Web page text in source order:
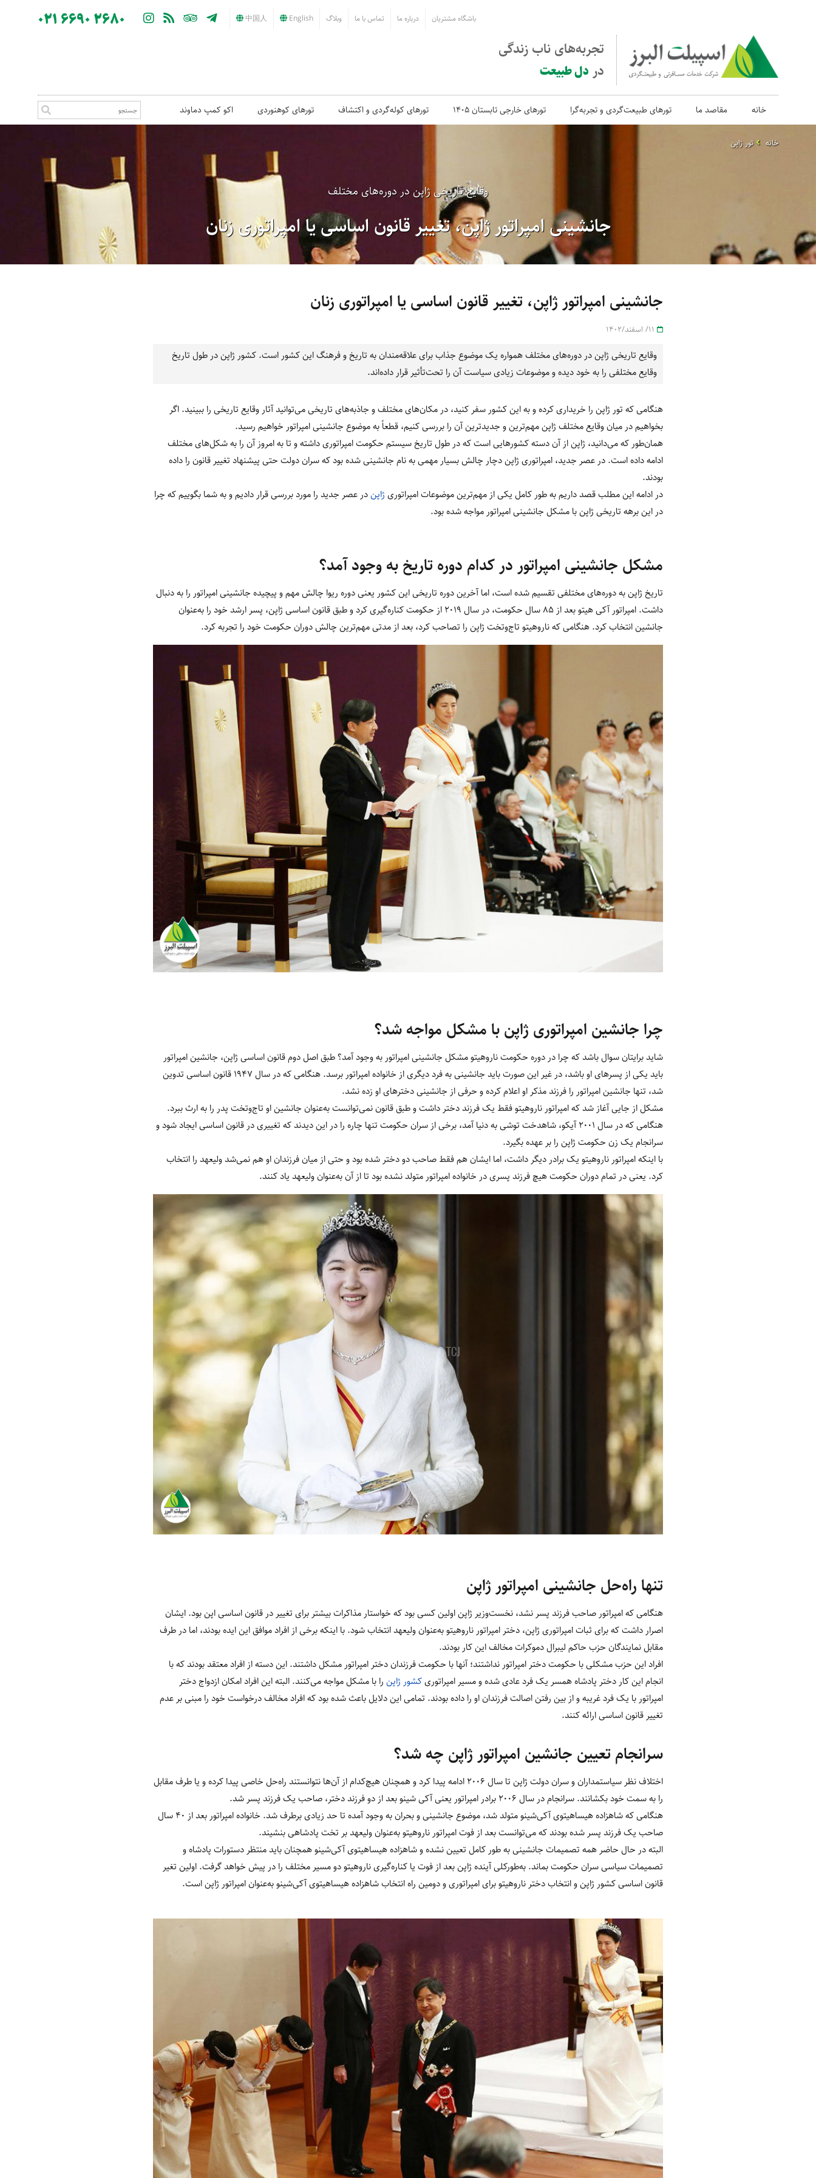
باشگاه مشتریان درباره ما تماس با ما وبلاگ English
中国人
021 6690 2680
تجربه‌های ناب زندگی
در دل طبیعت
خانه مقاصد ما تورهای طبیعت‌گردی و تجربه‌گرا تورهای خارجی تابستان 1405 تورهای کوله‌گردی و اکتشاف تورهای کوهنوردی اکو کمپ دماوند
خانه تور ژاپن
وقایع تاریخی ژاپن در دوره‌های مختلف
جانشینی امپراتور ژاپن، تغییر قانون اساسی یا امپراتوری زنان
جانشینی امپراتور ژاپن، تغییر قانون اساسی یا امپراتوری زنان
وقایع تاریخی ژاپن در دوره‌های مختلف همواره یک موضوع جذاب برای علاقه‌مندان به تاریخ و فرهنگ این کشور است. کشور ژاپن در طول تاریخ
وقایع مختلفی را به خود دیده و موضوعات زیادی سیاست آن را تحت‌تأثیر قرار داده‌اند.
هنگامی که تور ژاپن را خریداری کرده و به این کشور سفر کنید، در مکان‌های مختلف و جاذبه‌های تاریخی می‌توانید آثار وقایع تاریخی را ببینید. اگر
بخواهیم در میان وقایع مختلف ژاپن مهم‌ترین و جدیدترین آن را بررسی کنیم، قطعاً به موضوع جانشینی امپراتور خواهیم رسید.
همان‌طور که می‌دانید، ژاپن از آن دسته کشورهایی است که در طول تاریخ سیستم حکومت امپراتوری داشته و تا به امروز آن را به شکل‌های مختلف
ادامه داده است. در عصر جدید، امپراتوری ژاپن دچار چالش‌ بسیار مهمی به نام جانشینی شده بود که سران دولت حتی پیشنهاد تغییر قانون را داده
بودند.
در ادامه این مطلب قصد داریم به طور کامل یکی از مهم‌ترین موضوعات امپراتوری ژاپندر عصر جدید را مورد بررسی قرار دادیم و به شما بگوییم که چرا
در این برهه تاریخی ژاپن با مشکل جانشینی امپراتور مواجه شده بود.
مشکل جانشینی امپراتور در کدام دوره تاریخ به وجود آمد؟
تاریخ ژاپن به دوره‌های مختلفی تقسیم شده است، اما آخرین دوره تاریخی این کشور یعنی دوره ریوا چالش مهم و پیچیده جانشینی امپراتور را به دنبال
داشت. امپراتور آکی هیتو بعد از 85 سال حکومت، در سال 2019 از حکومت کناره‌گیری کرد و طبق قانون اساسی ژاپن، پسر ارشد خود را به‌عنوان
جانشین انتخاب کرد. هنگامی که ناروهیتو تاج‌وتخت ژاپن را تصاحب کرد، بعد از مدتی مهم‌ترین چالش دوران حکومت خود را تجربه کرد.
چرا جانشین امپراتوری ژاپن با مشکل مواجه شد؟
شاید برایتان سوال باشد که چرا در دوره حکومت ناروهیتو مشکل جانشینی امپراتور به وجود آمد؟ طبق اصل دوم قانون اساسی ژاپن، جانشین امپراتور
باید یکی از پسرهای او باشد، در غیر این صورت باید جانشینی به فرد دیگری از خانواده امپراتور برسد. هنگامی که در سال 1947 قانون اساسی تدوین
شد، تنها جانشین امپراتور را فرزند مذکر او اعلام کرده و حرفی از جانشینی دخترهای او زده نشد.
مشکل از جایی آغاز شد که امپراتور ناروهیتو فقط یک فرزند دختر داشت و طبق قانون نمی‌توانست به‌عنوان جانشین او تاج‌وتخت پدر را به ارث ببرد.
هنگامی که در سال 2001 آیکو، شاهدخت توشی به دنیا آمد، برخی از سران حکومت تنها چاره را در این دیدند که تغییری در قانون اساسی ایجاد شود و
سرانجام یک زن حکومت ژاپن را بر عهده بگیرد.
با اینکه امپراتور ناروهیتو یک برادر دیگر داشت، اما ایشان هم فقط صاحب دو دختر شده بود و حتی از میان فرزندان او هم نمی‌شد ولیعهد را انتخاب
کرد. یعنی در تمام دوران حکومت هیچ فرزند پسری در خانواده امپراتور متولد نشده بود تا از آن به‌عنوان ولیعهد یاد کنند.
تنها راه‌حل جانشینی امپراتور ژاپن
هنگامی که امپراتور صاحب فرزند پسر نشد، نخست‌وزیر ژاپن اولین کسی بود که خواستار مذاکرات بیشتر برای تغییر در قانون اساسی اپن بود. ایشان
اصرار داشت که برای ثبات امپراتوری ژاپن، دختر امپراتور ناروهیتو به‌عنوان ولیعهد انتخاب شود. با اینکه برخی از افراد موافق این ایده بودند، اما در طرف
مقابل نمایندگان حزب حاکم لیبرال دموکرات مخالف این کار بودند.
افراد این حزب مشکلی با حکومت دختر امپراتور نداشتند؛ آنها با حکومت فرزندان دختر امپراتور مشکل داشتند. این دسته از افراد معتقد بودند که با
انجام این کار دختر پادشاه همسر یک فرد عادی شده و مسیر امپراتوریکشور ژاپن را با مشکل مواجه می‌کنند. البته این افراد امکان ازدواج دختر
امپراتور با یک فرد غریبه و از بین‌ رفتن اصالت فرزندان او را داده بودند. تمامی این دلایل باعث شده بود که افراد مخالف درخواست خود را مبنی بر عدم
تغییر قانون اساسی ارائه کنند.
سرانجام تعیین جانشین امپراتور ژاپن چه شد؟
اختلاف نظر سیاستمداران و سران دولت ژاپن تا سال 2006 ادامه پیدا کرد و همچنان هیچ‌کدام از آن‌ها نتوانستند راه‌حل خاصی پیدا کرده و یا طرف مقابل
را به سمت خود بکشانند. سرانجام در سال 2006 برادر امپراتور یعنی آکی شینو بعد از دو فرزند دختر، صاحب یک فرزند پسر شد.
هنگامی که شاهزاده هیساهیتوی آکی‌شینو متولد شد، موضوع جانشینی و بحران به وجود آمده تا حد زیادی برطرف شد. خانواده امپراتور بعد از 40 سال
صاحب یک فرزند پسر شده بودند که می‌توانست بعد از فوت امپراتور ناروهیتو به‌عنوان ولیعهد بر تخت پادشاهی بنشیند.
البته در حال حاضر همه تصمیمات جانشینی به طور کامل تعیین نشده و شاهزاده هیساهیتوی آکی‌شینو همچنان باید منتظر دستورات پادشاه و
تصمیمات سیاسی سران حکومت بماند. به‌طورکلی آینده ژاپن بعد از فوت یا کناره‌گیری ناروهیتو دو مسیر مختلف را در پیش خواهد گرفت. اولین تغیر
قانون اساسی کشور ژاپن و انتخاب دختر ناروهیتو برای امپراتوری و دومین راه انتخاب شاهزاده هیساهیتوی آکی‌شینو به‌عنوان امپراتور ژاپن است.